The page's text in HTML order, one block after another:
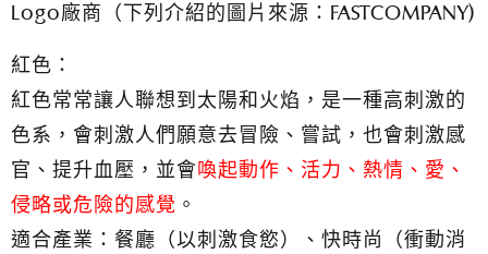
Logo廠商（下列介紹的圖片來源：FASTCOMPANY)
紅色：
紅色常常讓人聯想到太陽和火焰，是一種高刺激的
色系，會刺激人們願意去冒險、嘗試，也會刺激感
官、提升血壓，並會喚起動作、活力、熱情、愛、
侵略或危險的感覺 。
適合產業：餐廳（以刺激食慾）、快時尚（衝動消